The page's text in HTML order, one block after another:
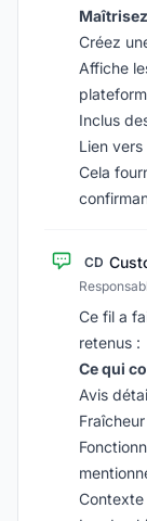
Créez
Affiche
Inclus
Lien
Cela
CD
Ce fil a
retenus :
Ce qui
Avis